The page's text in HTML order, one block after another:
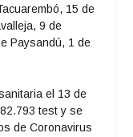
15 de
9 de
Paysandú, 1 de
el 13 de
test y se
de Coronavirus